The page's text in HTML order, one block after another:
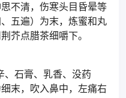
不清，伤寒头目昏晕等
五遍）为末，炼蜜和丸
芥点腊茶细嚼下。
石膏、乳香、没药
末，吹入鼻中，左痛右